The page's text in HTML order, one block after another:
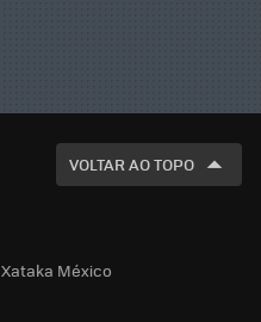
VOLTAR AO TOPO
Xataka México